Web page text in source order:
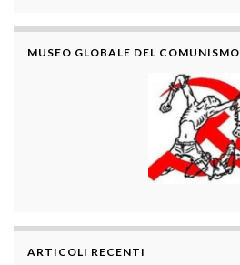
MUSEO GLOBALE DEL COMUNISMO
ARTICOLI RECENTI